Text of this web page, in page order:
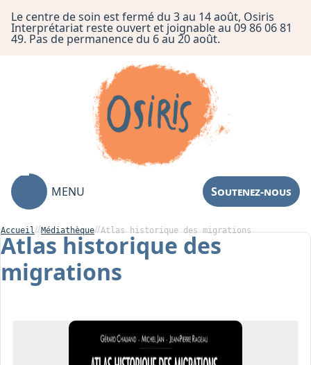
Le centre de soin est fermé du 3 au 14 août, Osiris
Interprétariat reste ouvert et joignable au 09 86 06 81
49. Pas de permanence du 6 au 20 août.
MENU Soutenez-nous
Association
Interprétariat
Accueil Médiathèque Atlas historique des migrations
Atlas historique des
migrations